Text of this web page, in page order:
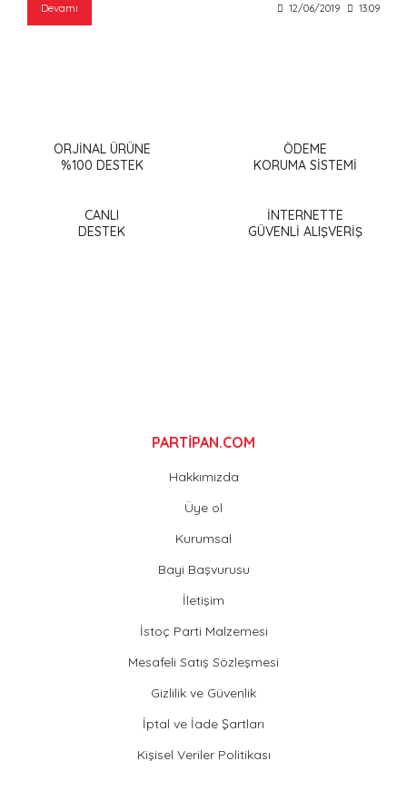
Devamı 12/06/2019 13:09
ORJİNAL ÜRÜNE
%100 DESTEK
ÖDEME
KORUMA SİSTEMİ
CANLI
DESTEK
İNTERNETTE
GÜVENLİ ALIŞVERİŞ
PARTİPAN.COM
Hakkımızda
Üye ol
Kurumsal
Bayi Başvurusu
İletişim
İstoç Parti Malzemesi
Mesafeli Satış Sözleşmesi
Gizlilik ve Güvenlik
İptal ve İade Şartları
Kişisel Veriler Politikası